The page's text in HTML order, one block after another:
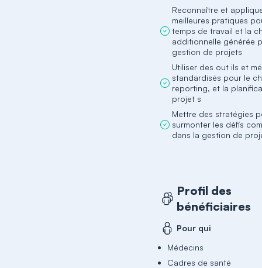
Reconnaître et
meilleures pratiques
temps de travail et la
additionnelle générée
gestion de projets
Utiliser des out ils et
standardisés pour le
reporting, et la
projet s
Mettre des stratégies
surmonter les défis
dans la gestion de
Profil des
bénéficiaires
Pour qui
Médecins
Cadres de santé